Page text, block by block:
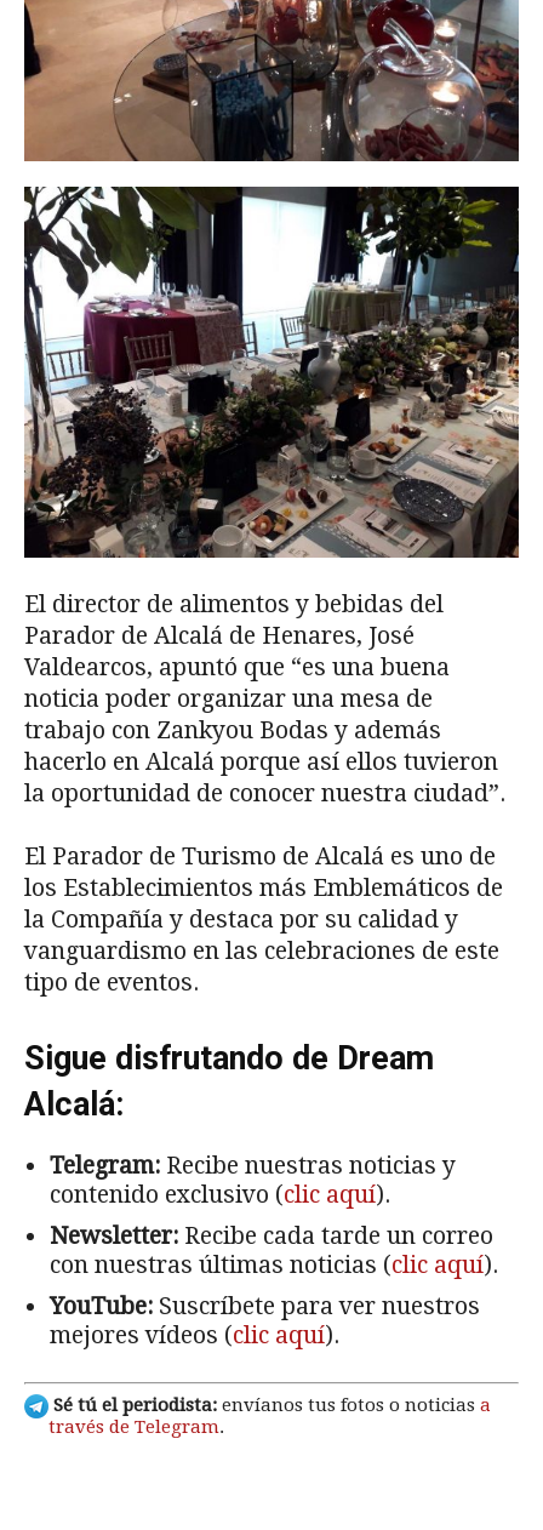
El director de alimentos y bebidas del
Parador de Alcalá de Henares, José
Valdearcos, apuntó que “es una buena
noticia poder organizar una mesa de
trabajo con Zankyou Bodas y además
hacerlo en Alcalá porque así ellos tuvieron
la oportunidad de conocer nuestra ciudad”.
El Parador de Turismo de Alcalá es uno de
los Establecimientos más Emblemáticos de
la Compañía y destaca por su calidad y
vanguardismo en las celebraciones de este
tipo de eventos.
Sigue disfrutando de Dream
Alcalá:
Telegram: Recibe nuestras noticias y
contenido exclusivo (clic aquí).
Newsletter: Recibe cada tarde un correo
con nuestras últimas noticias (clic aquí).
YouTube: Suscríbete para ver nuestros
mejores vídeos (clic aquí).
Sé tú el periodista: envíanos tus fotos o noticias a
través de Telegram.